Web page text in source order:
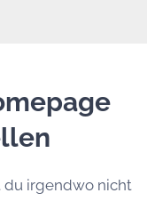
irgendwo nicht